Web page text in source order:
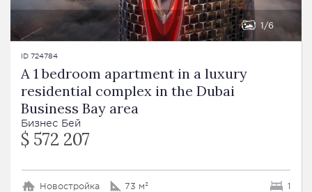
1 6
ID 724784
A 1 bedroom apartment in a luxury
residential complex in the Dubai
Business Bay area
Бизнес Бей
$ 572 207
Новостройка 73 м² 1